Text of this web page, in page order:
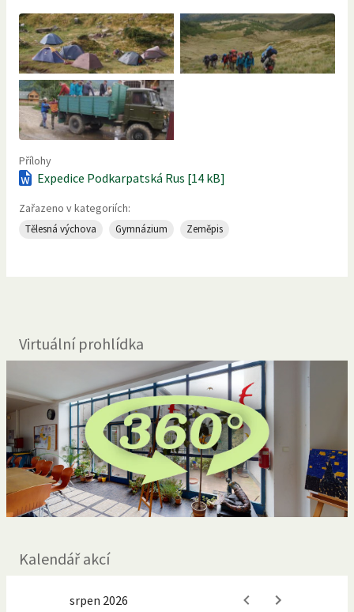
Přílohy
Expedice Podkarpatská Rus [14 kB]
Zařazeno v kategoriích:
Tělesná výchova Gymnázium Zeměpis
Virtuální prohlídka
Kalendář akcí
srpen 2026